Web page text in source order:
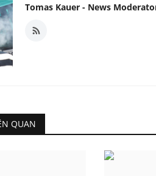
Tomas Kauer - News
QUAN